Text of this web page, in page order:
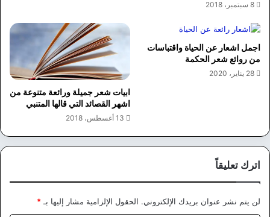
8 سبتمبر، 2018
اجمل اشعار عن الحياة واقتباسات
من روائع شعر الحكمة
28 يناير، 2020
ابيات شعر جميلة ورائعة متنوعة من
اشهر القصائد التي قالها المتنبي
13 أغسطس، 2018
اترك تعليقاً
لن يتم نشر عنوان بريدك الإلكتروني. الحقول الإلزامية مشار إليها بـ *